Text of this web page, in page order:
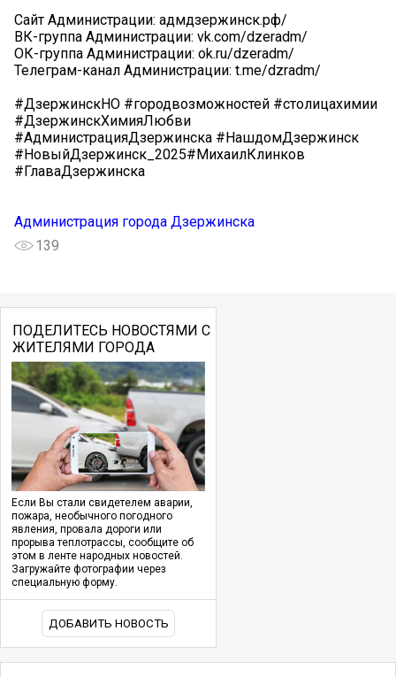
Сайт Администрации: адмдзержинск.рф/
ВК-группа Администрации: vk.com/dzeradm/
ОК-группа Администрации: ok.ru/dzeradm/
Телеграм-канал Администрации: t.me/dzradm/
#ДзержинскНО #городвозможностей #столицахимии
#ДзержинскХимияЛюбви
#АдминистрацияДзержинска #НашдомДзержинск
#НовыйДзержинск_2025#МихаилКлинков
#ГлаваДзержинска
Администрация города Дзержинска
139
ПОДЕЛИТЕСЬ НОВОСТЯМИ С
ЖИТЕЛЯМИ ГОРОДА
Если Вы стали свидетелем аварии,
пожара, необычного погодного
явления, провала дороги или
прорыва теплотрассы, сообщите об
этом в ленте народных новостей.
Загружайте фотографии через
специальную форму.
ДОБАВИТЬ НОВОСТЬ